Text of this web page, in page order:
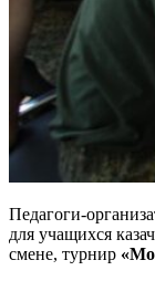
Педагоги-
для учащихся
смене, турнир